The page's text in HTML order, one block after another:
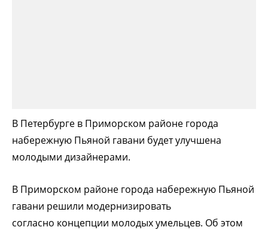
В Петербурге в Приморском районе города
набережную Пьяной гавани будет улучшена
молодыми дизайнерами.
В Приморском районе города набережную Пьяной
гавани решили модернизировать
согласно концепции молодых умельцев. Об этом